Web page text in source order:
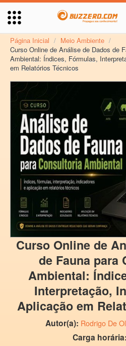
Página Inicial / Meio Ambiente /
Curso Online de Análise de Dados de
Ambiental: Índices, Fórmulas,
em Relatórios Técnicos
Curso Online de
de Fauna para
Ambiental:
Interpretação,
Aplicação em
Autor(a): Rodrigo De
Carga horária: